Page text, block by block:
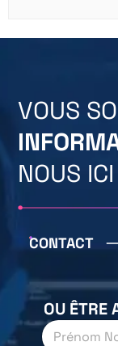
VOUS
NOUS ICI
CONTACT
OU ÊTRE
P
r